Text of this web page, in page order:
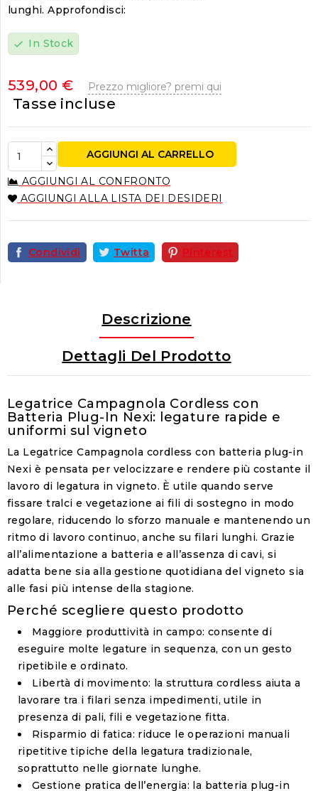
lunghi. Approfondisci:
check In Stock
539,00 € Prezzo migliore? premi qui
Tasse incluse
AGGIUNGI AL CARRELLO
AGGIUNGI AL CONFRONTO
AGGIUNGI ALLA LISTA DEI DESIDERI
Condividi Twitta Pinterest
Descrizione
Dettagli Del Prodotto
Legatrice Campagnola Cordless con
Batteria Plug-In Nexi: legature rapide e
uniformi sul vigneto
La Legatrice Campagnola cordless con batteria plug-in
Nexi è pensata per velocizzare e rendere più costante il
lavoro di legatura in vigneto. È utile quando serve
fissare tralci e vegetazione ai fili di sostegno in modo
regolare, riducendo lo sforzo manuale e mantenendo un
ritmo di lavoro continuo, anche su filari lunghi. Grazie
all’alimentazione a batteria e all’assenza di cavi, si
adatta bene sia alla gestione quotidiana del vigneto sia
alle fasi più intense della stagione.
Perché scegliere questo prodotto
Maggiore produttività in campo: consente di
eseguire molte legature in sequenza, con un gesto
ripetibile e ordinato.
Libertà di movimento: la struttura cordless aiuta a
lavorare tra i filari senza impedimenti, utile in
presenza di pali, fili e vegetazione fitta.
Risparmio di fatica: riduce le operazioni manuali
ripetitive tipiche della legatura tradizionale,
soprattutto nelle giornate lunghe.
Gestione pratica dell’energia: la batteria plug-in